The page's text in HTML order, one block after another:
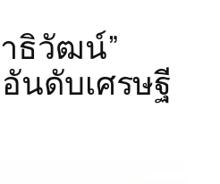
ธิวัฒน์”
นดับเศรษฐี